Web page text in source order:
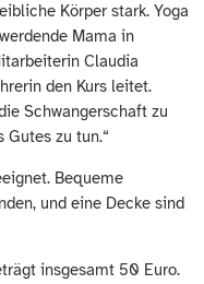
Körper stark. Yoga
Mama in
Claudia
den Kurs leitet.
Schwangerschaft zu
Gutes zu tun.“
Bequeme
und eine Decke sind
insgesamt 50 Euro.